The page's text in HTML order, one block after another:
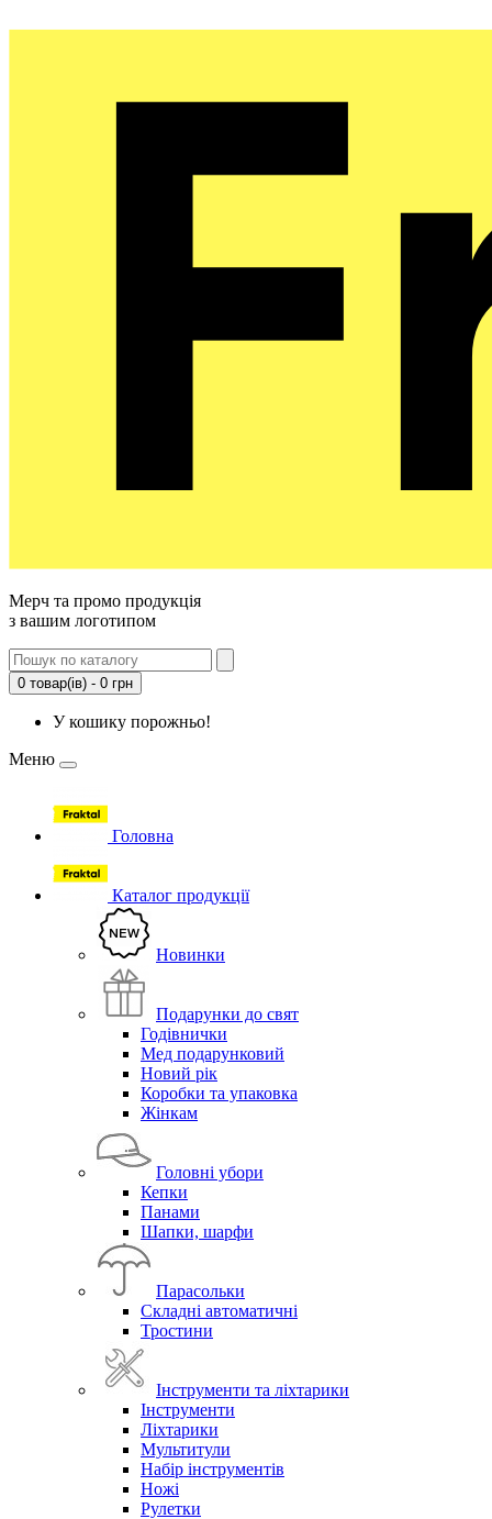
Мерч та промо продукція
з вашим логотипом
0 товар(ів) - 0 грн
У кошику порожньо!
Меню
Головна
Каталог продукції
Новинки
Подарунки до свят
Годівнички
Мед подарунковий
Новий рік
Коробки та упаковка
Жінкам
Головні убори
Кепки
Панами
Шапки, шарфи
Парасольки
Складні автоматичні
Тростини
Інструменти та ліхтарики
Інструменти
Ліхтарики
Мультитули
Набір інструментів
Ножі
Рулетки